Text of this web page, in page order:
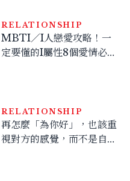
MBTI／I人戀愛攻略！一
定要懂的I屬性8個愛情必修
RELATIONSHIP
再怎麼「為你好」，也該重
視對方的感覺，而不是自己
RELATIONSHIP